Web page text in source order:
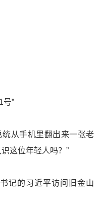
”
从手机里翻出来一张老
这位年轻人吗？”
的习近平访问旧金山